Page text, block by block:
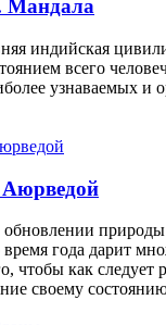
Мандала
индийская
всего
узнаваемых и
Аюрведой
года дарит
чтобы как следует
своему